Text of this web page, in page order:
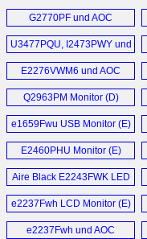
G2770PF und AOC
G2460PF Gaming
Monitor (D)
U3477PQU, I2473PWY und
E1759FWU (D)
E2276VWM6 und AOC
E2476VWM6 Monitor (D)
Q2963PM Monitor (D)
e1659Fwu USB Monitor (E)
E2460PHU Monitor (E)
Aire Black E2243FWK LED
Monitor (E)
e2237Fwh LCD Monitor (E)
e2237Fwh und AOC